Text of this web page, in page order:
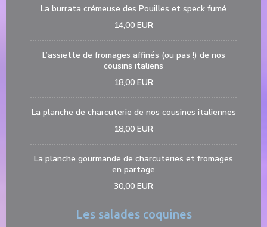
La burrata crémeuse des Pouilles et speck fumé
14,00 EUR
L’assiette de fromages affinés (ou pas !) de nos
cousins italiens
18,00 EUR
La planche de charcuterie de nos cousines italiennes
18,00 EUR
La planche gourmande de charcuteries et fromages
en partage
30,00 EUR
Les salades coquines